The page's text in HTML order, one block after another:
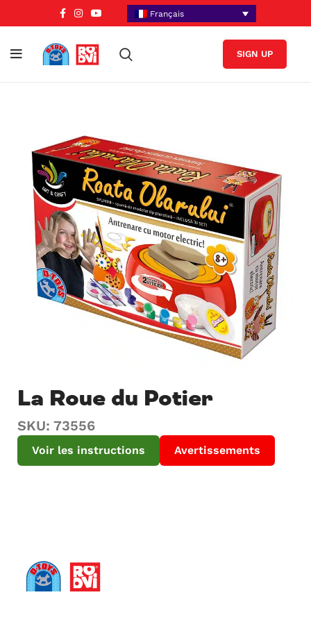
Français
SIGN UP
La Roue du Potier
SKU: 73556
Voir les instructions Avertissements